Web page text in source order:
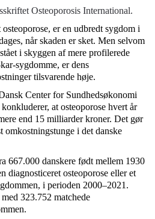
Osteoporosis International.
er en udbredt sygdom i
når skaden er sket. Men selvom
i skyggen af mere profilerede
sygdomme, er dens
tilsvarende høje.
Center for Sundhedsøkonomi
at osteoporose hvert år
end 15 milliarder kroner. Det gør
omkostningstunge i det danske
667.000 danskere født mellem 1930
diagnosticeret osteoporose eller et
i perioden 2000–2021.
323.752 matchede